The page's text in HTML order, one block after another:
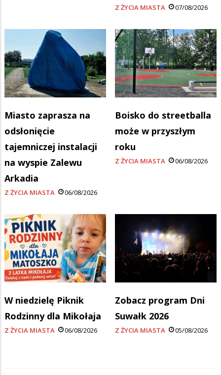
Z ŻYCIA MIASTA 07/08/2026
Miasto zaprasza na
odsłonięcie
tajemniczej instalacji
na wyspie Zalewu
Arkadia
Z ŻYCIA MIASTA 06/08/2026
Boisko do streetballa
może w przyszłym
roku
Z ŻYCIA MIASTA 06/08/2026
W niedzielę Piknik
Rodzinny dla Mikołaja
Z ŻYCIA MIASTA 06/08/2026
Zobacz program Dni
Suwałk 2026
Z ŻYCIA MIASTA 05/08/2026